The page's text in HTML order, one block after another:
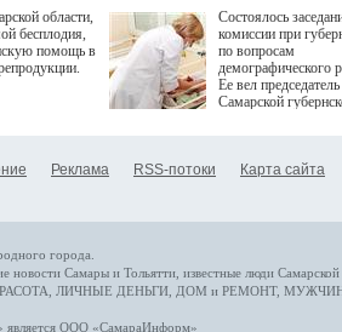
возникающие при
данными
более динамичного
проникновения
сегмент
отраслевое
рассказала Ольга
ходе сессии
качества жизни" в
ПМЭФ 2025. В
области,
бесплодия,
помощь в
Состоялось
комиссии при
по вопросам
демографического
Ее вел председатель
Самарской
Реклама RSS-потоки Карта сайта
города.
новости Самары и Тольятти, известные люди
ЛИЧНЫЕ ДЕНЬГИ ДОМ и РЕМОНТ,
является ООО «СамараИнформ»